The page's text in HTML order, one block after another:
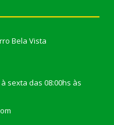
Bela Vista
sexta das 08:00hs às